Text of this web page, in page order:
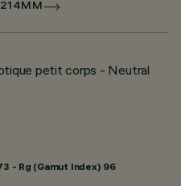
petit corps - Neutral
- Rg (Gamut Index) 96